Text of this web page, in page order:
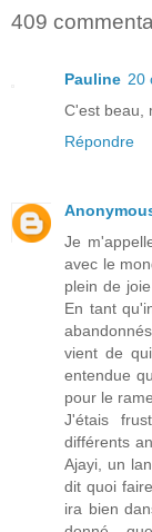
409
Pauline 20
C'est beau,
Répondre
Je
avec le
plein de
En tant
vient de
entendue
pour le
J'étais
différents
Ajayi, un
dit quoi
ira bien